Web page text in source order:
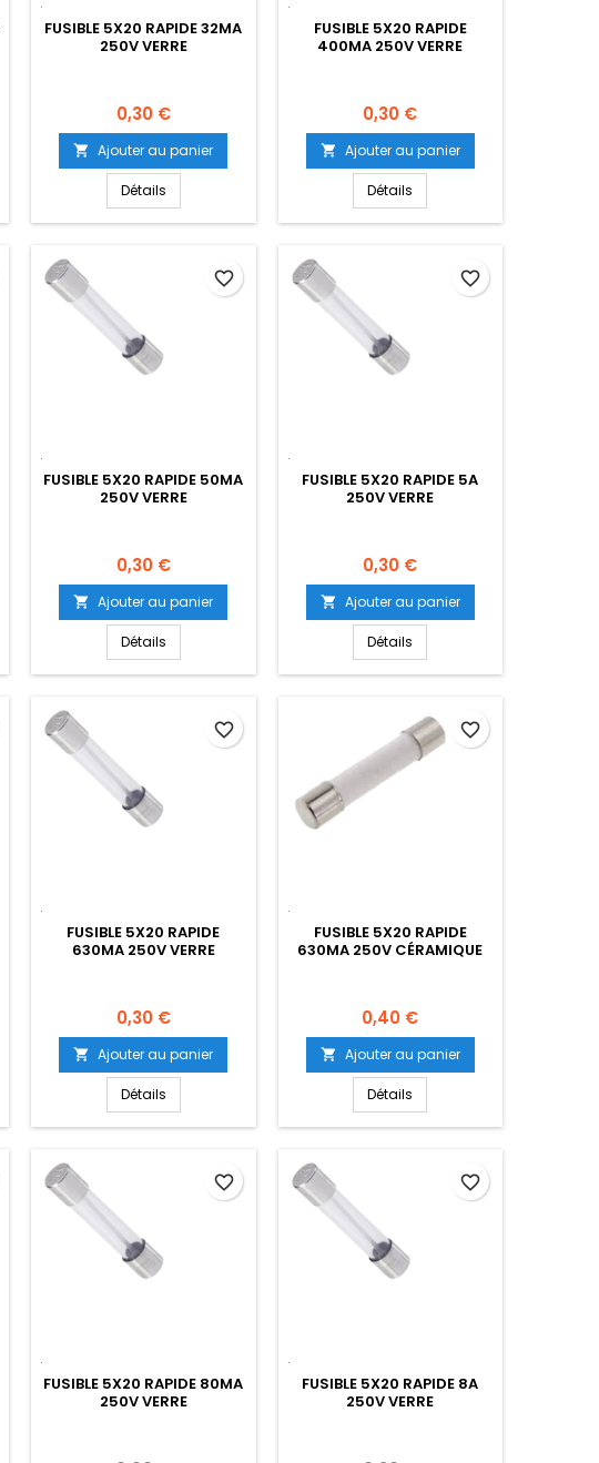
FUSIBLE 5X20 RAPIDE 32MA
250V VERRE
Prix
0,30 €
 Ajouter au panier
Détails
FUSIBLE 5X20 RAPIDE
400MA 250V VERRE
Prix
0,30 €
 Ajouter au panier
Détails
FUSIBLE 5X20 RAPIDE 50MA
250V VERRE
Prix
0,30 €
 Ajouter au panier
Détails
favorite_border
FUSIBLE 5X20 RAPIDE 5A
250V VERRE
Prix
0,30 €
 Ajouter au panier
Détails
favorite_border
FUSIBLE 5X20 RAPIDE
630MA 250V VERRE
Prix
0,30 €
 Ajouter au panier
Détails
favorite_border
FUSIBLE 5X20 RAPIDE
630MA 250V CÉRAMIQUE
Prix
0,40 €
 Ajouter au panier
Détails
favorite_border
FUSIBLE 5X20 RAPIDE 80MA
250V VERRE
favorite_border
FUSIBLE 5X20 RAPIDE 8A
250V VERRE
favorite_border